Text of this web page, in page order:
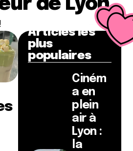
Articles les
plus
populaires
Ciném
a en
plein
air à
Lyon :
la